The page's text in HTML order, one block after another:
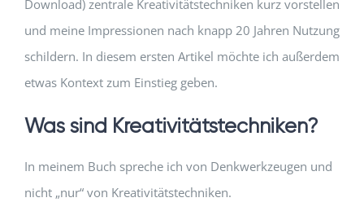
Download) zentrale Kreativitätstechniken kurz vorstellen
und meine Impressionen nach knapp 20 Jahren Nutzung
schildern. In diesem ersten Artikel möchte ich außerdem
etwas Kontext zum Einstieg geben.
Was sind Kreativitätstechniken?
In meinem Buch spreche ich von Denkwerkzeugen und
nicht „nur“ von Kreativitätstechniken.